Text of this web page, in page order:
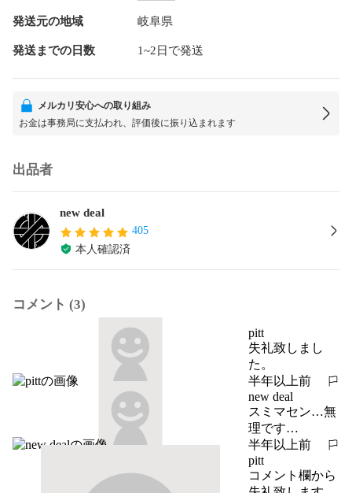
発送元の地域 岐阜県
発送までの日数 1~2日で発送
メルカリ安心への取り組み
お金は事務局に支払われ、評価後に振り込まれます
出品者
new deal
405
本人確認済
コメント (3)
pitt
失礼致しまし
た。
半年以上前
報告する
new deal
スミマセン…無
理です…
半年以上前
報告する
pitt
コメント欄から